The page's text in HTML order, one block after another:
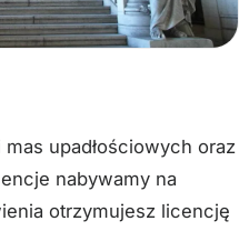
upadłościowych oraz
nabywamy na
otrzymujesz licencję